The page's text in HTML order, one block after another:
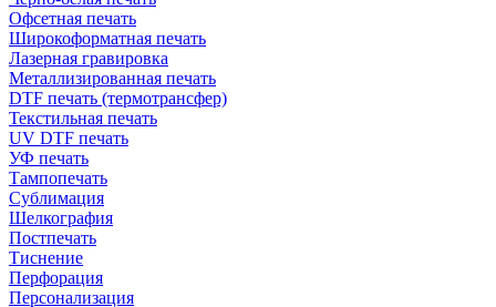
Офсетная печать
Широкоформатная печать
Лазерная гравировка
Металлизированная печать
DTF печать (термотрансфер)
Текстильная печать
UV DTF печать
УФ печать
Тампопечать
Сублимация
Шелкография
Постпечать
Тиснение
Перфорация
Персонализация